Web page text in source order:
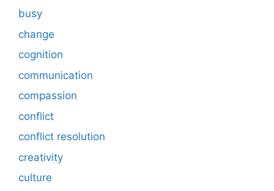
busy
change
cognition
communication
compassion
conflict
conflict resolution
creativity
culture